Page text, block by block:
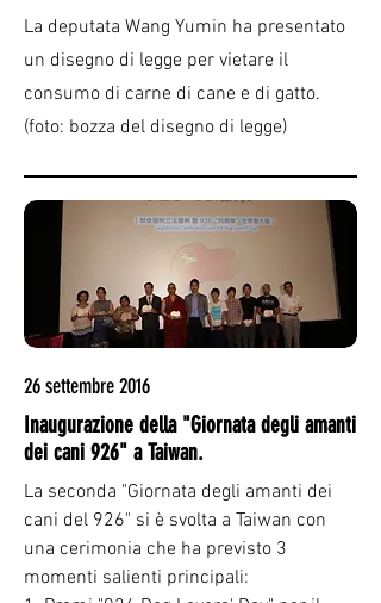
La deputata Wang Yumin ha presentato
un disegno di legge per vietare il
consumo di carne di cane e di gatto.
(foto: bozza del disegno di legge)
26 settembre 2016
Inaugurazione della "Giornata degli amanti
dei cani 926" a Taiwan.
La seconda "Giornata degli amanti dei
cani del 926" si è svolta a Taiwan con
una cerimonia che ha previsto 3
momenti salienti principali: